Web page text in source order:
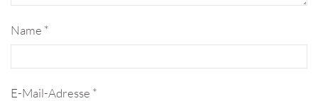
Name *
E-Mail-Adresse *